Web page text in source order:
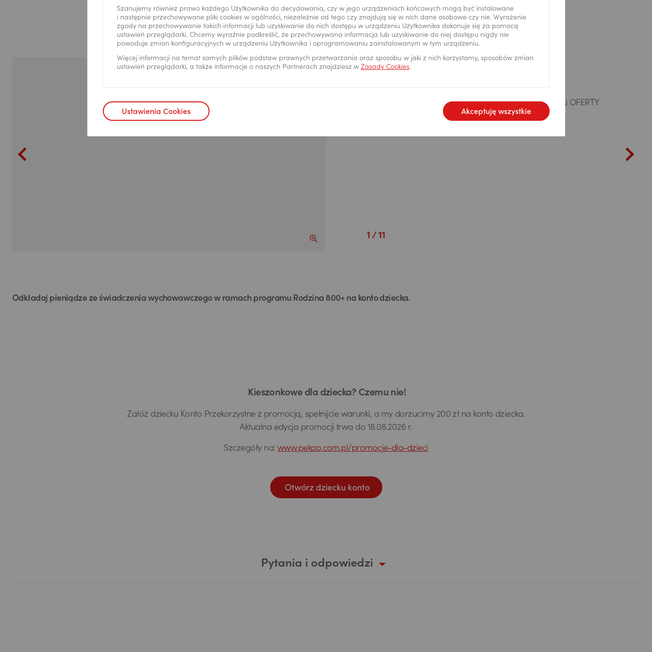
Powiększ obraz slajdu
W serwisie internetowym Pekao24 przejdź do zakładki OFERTY
I WNIOSKI, a następnie wybierz e-Urząd.
1 / 11
Odkładaj pieniądze ze świadczenia wychowawczego w ramach programu Rodzina 800+ na konto dziecka.
Kieszonkowe dla dziecka? Czemu nie!
Załóż dziecku Konto Przekorzystne z promocją, spełnijcie warunki, a my dorzucimy 200 zł na konto dziecka.
Aktualna edycja promocji trwa do 18.08.2026 r.
Szczegóły na: www.pekao.com.pl/promocje-dla-dzieci
Otwórz dziecku konto
Pytania i odpowiedzi
Szanujemy również prawo każdego Użytkownika do decydowania, czy w jego urządzeniach końcowych mogą być instalowane
i następnie przechowywane pliki cookies w ogólności, niezależnie od tego czy znajdują się w nich dane osobowe czy nie. Wyrażenie
zgody na przechowywanie takich informacji lub uzyskiwanie do nich dostępu w urządzeniu Użytkownika dokonuje się za pomocą
ustawień przeglądarki. Chcemy wyraźnie podkreślić, że przechowywana informacja lub uzyskiwanie do niej dostępu nigdy nie
powoduje zmian konfiguracyjnych w urządzeniu Użytkownika i oprogramowaniu zainstalowanym w tym urządzeniu.
Więcej informacji na temat samych plików podstaw prawnych przetwarzania oraz sposobu w jaki z nich korzystamy, sposobów zmian
ustawień przeglądarki, a także informacje o naszych Partnerach znajdziesz w Zasady Cookies.
Ustawienia Cookies Akceptuję wszystkie